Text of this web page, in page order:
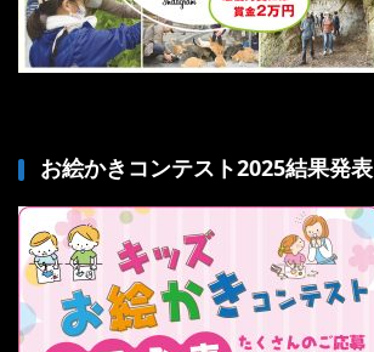
お絵かきコンテスト2025結果発表